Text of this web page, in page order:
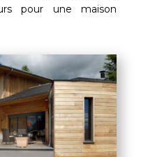
pour une maison